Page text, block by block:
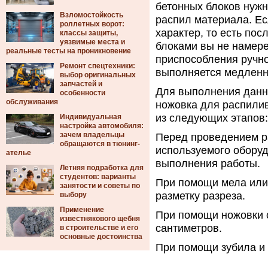
Взломостойкость
роллетных ворот:
классы защиты,
уязвимые места и
реальные тесты на проникновение
Ремонт спецтехники:
выбор оригинальных
запчастей и
особенности
обслуживания
Индивидуальная
настройка автомобиля:
зачем владельцы
обращаются в тюнинг-
ателье
Летняя подработка для
студентов: варианты
занятости и советы по
выбору
Применение
известнякового щебня
в строительстве и его
основные достоинства
бетонных блоков
распил материала.
характер, то есть
блоками вы не
приспособления
выполняется
Для выполнения
ножовка для
из следующих этапов:
Перед проведением
используемого
выполнения работы.
При помощи мела или
разметку разреза.
При помощи ножовки
сантиметров.
При помощи зубила и